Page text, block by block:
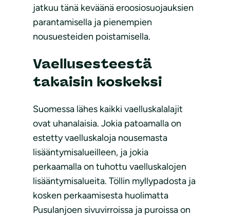
jatkuu tänä keväänä eroosiosuojauksien
parantamisella ja pienempien
nousuesteiden poistamisella.
Vaellusesteestä
takaisin koskeksi
Suomessa lähes kaikki vaelluskalalajit
ovat uhanalaisia. Jokia patoamalla on
estetty vaelluskaloja nousemasta
lisääntymisalueilleen, ja jokia
perkaamalla on tuhottu vaelluskalojen
lisääntymisalueita. Töllin myllypadosta ja
kosken perkaamisesta huolimatta
Pusulanjoen sivuvirroissa ja puroissa on